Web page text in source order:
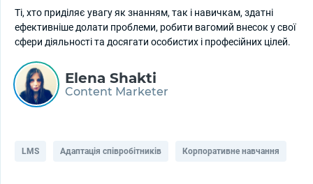
Ті, хто приділяє увагу як знанням, так і навичкам, здатні
ефективніше долати проблеми, робити вагомий внесок у свої
сфери діяльності та досягати особистих і професійних цілей.
Elena Shakti
Content Marketer
LMS Адаптація співробітників Корпоративне навчання